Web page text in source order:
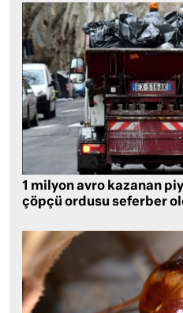
1 milyon avro kazanan
çöpçü ordusu seferber